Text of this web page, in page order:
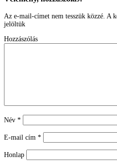
Az e-mail-címet nem tesszük közzé. A
jelöltük
Hozzászólás
Név *
E-mail cím *
Honlap